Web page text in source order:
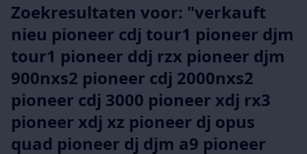
Zoekresultaten voor: "verkauft
nieu pioneer cdj tour1 pioneer djm
tour1 pioneer ddj rzx pioneer djm
900nxs2 pioneer cdj 2000nxs2
pioneer cdj 3000 pioneer xdj rx3
pioneer xdj xz pioneer dj opus
quad pioneer dj djm a9 pioneer